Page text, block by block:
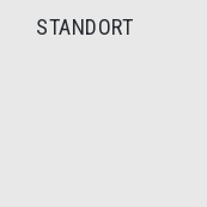
STANDORT